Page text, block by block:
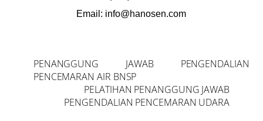
Email: info@hanosen.com
PENANGGUNG JAWAB PENGENDALIAN
PENCEMARAN AIR BNSP
PELATIHAN PENANGGUNG JAWAB
PENGENDALIAN PENCEMARAN UDARA